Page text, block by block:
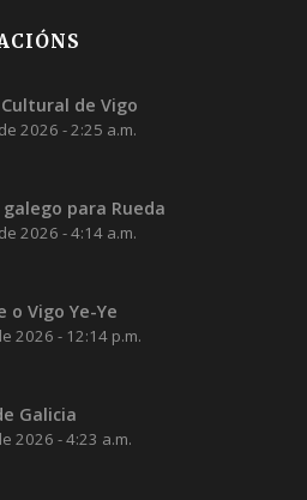
de Vigo
2026 - 2:25 a.m.
para Rueda
2026 - 4:14 a.m.
o Vigo Ye-Ye
2026 - 12:14 p.m.
Galicia
2026 - 4:23 a.m.